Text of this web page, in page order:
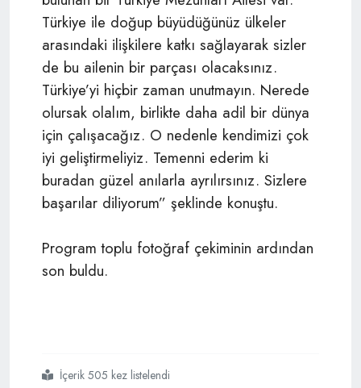
Türkiye ile doğup büyüdüğünüz ülkeler
arasındaki ilişkilere katkı sağlayarak sizler
de bu ailenin bir parçası olacaksınız.
Türkiye’yi hiçbir zaman unutmayın. Nerede
olursak olalım, birlikte daha adil bir dünya
için çalışacağız. O nedenle kendimizi çok
iyi geliştirmeliyiz. Temenni ederim ki
buradan güzel anılarla ayrılırsınız. Sizlere
başarılar diliyorum” şeklinde konuştu.
Program toplu fotoğraf çekiminin ardından
son buldu.
#ytb
#abdullah eren
#türkiyeye hoşgeldiniz
İçerik 505 kez listelendi